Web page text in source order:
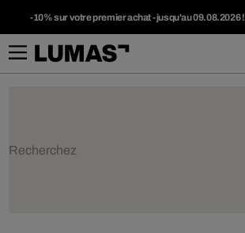
-10% sur votre premier achat - jusqu'au 09.08.2026 !